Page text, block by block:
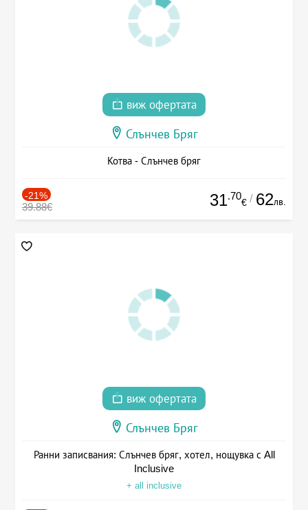
виж офертата
Слънчев Бряг
Котва - Слънчев бряг
-21%
39.88€ 31.70
€ / 62лв.
виж офертата
Слънчев Бряг
Ранни записвания: Слънчев бряг, хотел, нощувка с All
Inclusive
+ all inclusive